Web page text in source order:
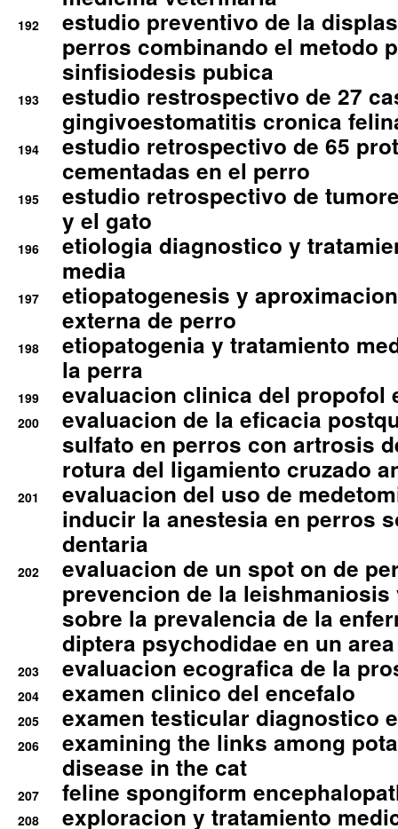
192
estudio preventivo de la
perros combinando el metodo
sinfisiodesis pubica
193
estudio restrospectivo de 27
gingivoestomatitis cronica
194
estudio retrospectivo de 65
cementadas en el perro
195
estudio retrospectivo de
y el gato
196
etiologia diagnostico y
media
197
etiopatogenesis y
externa de perro
198
etiopatogenia y tratamiento
la perra
199 evaluacion clinica del propofol
200
evaluacion de la eficacia
sulfato en perros con artrosis
rotura del ligamiento cruzado
201
evaluacion del uso de
inducir la anestesia en perros
dentaria
202
evaluacion de un spot on de
prevencion de la
sobre la prevalencia de la
diptera psychodidae en un
203 evaluacion ecografica de la
204 examen clinico del encefalo
205 examen testicular diagnostico
206
examining the links among
disease in the cat
207 feline spongiform
208
exploracion y tratamiento